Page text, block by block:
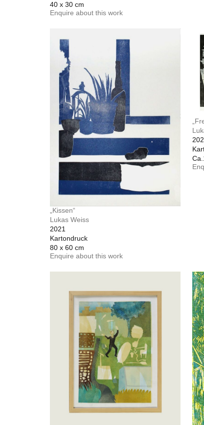
40 x 30 cm
Enquire about this work
„Kissen“
Lukas Weiss
2021
Kartondruck
80 x 60 cm
Enquire about this work